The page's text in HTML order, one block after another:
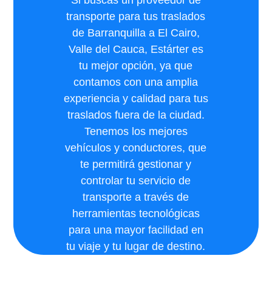
transporte para tus traslados
de Barranquilla a El Cairo,
Valle del Cauca, Estárter es
tu mejor opción, ya que
contamos con una amplia
experiencia y calidad para tus
traslados fuera de la ciudad.
Tenemos los mejores
vehículos y conductores, que
te permitirá gestionar y
controlar tu servicio de
transporte a través de
herramientas tecnológicas
para una mayor facilidad en
tu viaje y tu lugar de destino.